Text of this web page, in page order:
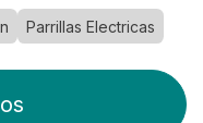
Parrillas Electricas